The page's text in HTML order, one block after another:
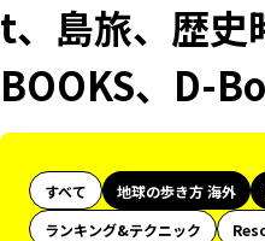
t、島旅、歴史
BOOKS、D-
すべて 地球の歩き方 海外
ランキング&テクニック